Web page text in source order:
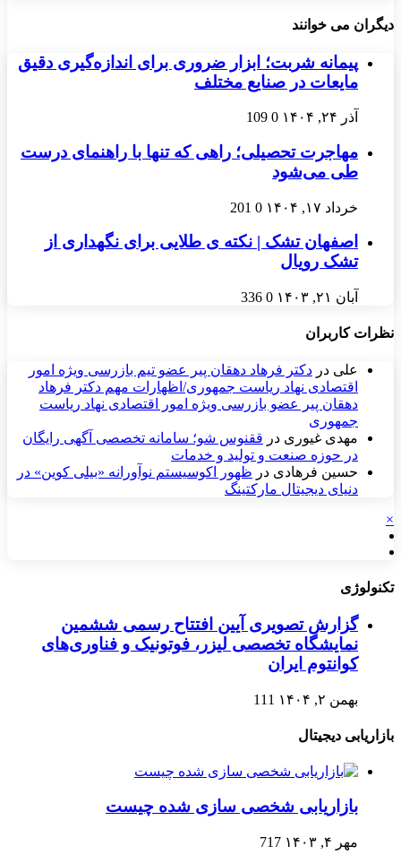
دیگران می خوانند
پیمانه شربت؛ ابزار ضروری برای اندازه‌گیری دقیق
مایعات در صنایع مختلف
آذر ۲۴, ۱۴۰۴ 0
109
مهاجرت تحصیلی؛ راهی که تنها با راهنمای درست
طی می‌شود
خرداد ۱۷, ۱۴۰۴ 0
201
اصفهان تشک | نکته ی طلایی برای نگهداری از
تشک رویال
آبان ۲۱, ۱۴۰۳ 0
336
نظرات کاربران
علی در دکتر فرهاد دهقان پیر عضو تيم بازرسی ويژه امور
اقتصادی نهاد رياست جمهوری/اظهارات مهم دکتر فرهاد
دهقان پیر عضو بازرسی ویژه امور اقتصادی نهاد ریاست
جمهوری
مهدی غیوری در ققنوس شو؛ سامانه تخصصی آگهی رایگان
در حوزه صنعت و تولید و خدمات
حسین فرهادی در ظهور اکوسیستم نوآورانه «بیلی کوین» در
دنیای دیجیتال مارکتینگ
×
تکنولوژی
گزارش تصویری آیین افتتاح رسمی ششمین
نمایشگاه تخصصی لیزر، فوتونیک و فناوری‌های
کوانتوم ایران
بهمن ۲, ۱۴۰۴ 111
بازاریابی دیجیتال
بازاریابی شخصی سازی شده چیست
مهر ۴, ۱۴۰۳ 717